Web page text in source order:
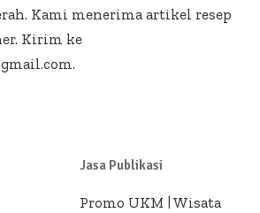
Kami menerima artikel resep
Kirim ke
Jasa Publikasi
Promo UKM Wisata